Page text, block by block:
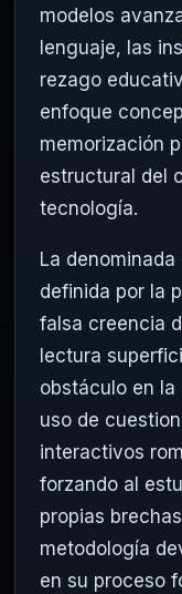
modelos
lenguaje, las
rezago
enfoque
memorización
estructural del
tecnología.
La
definida por la
falsa creencia
lectura
obstáculo en la
uso de
interactivos
forzando al
propias
metodología
en su proceso